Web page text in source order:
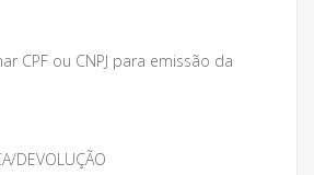
CPF ou CNPJ para emissão da
DEVOLUÇÃO